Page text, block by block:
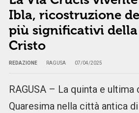
Ibla, ricostruzione
più significativi della
Cristo
REDAZIONE RAGUSA 07/04/2025
RAGUSA – La quinta e ultima
Quaresima nella città antica